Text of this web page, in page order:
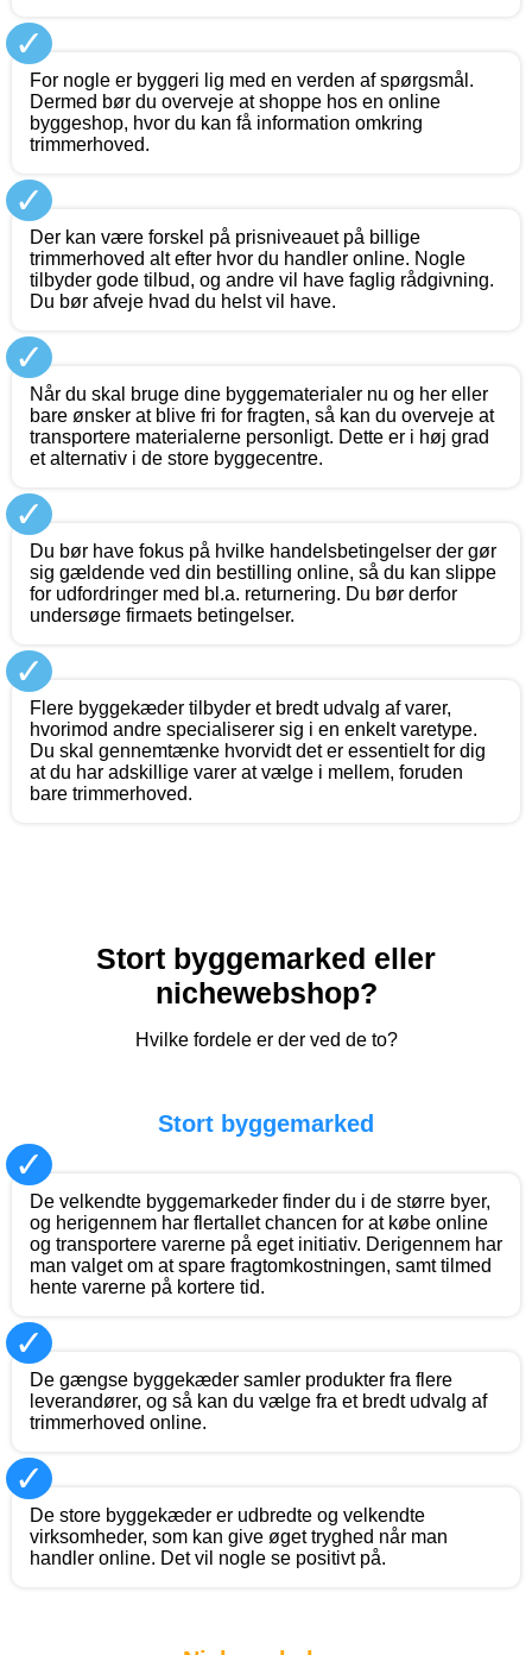
✓
For nogle er byggeri lig med en verden af spørgsmål.
Dermed bør du overveje at shoppe hos en online
byggeshop, hvor du kan få information omkring
trimmerhoved.
✓
Der kan være forskel på prisniveauet på billige
trimmerhoved alt efter hvor du handler online. Nogle
tilbyder gode tilbud, og andre vil have faglig rådgivning.
Du bør afveje hvad du helst vil have.
✓
Når du skal bruge dine byggematerialer nu og her eller
bare ønsker at blive fri for fragten, så kan du overveje at
transportere materialerne personligt. Dette er i høj grad
et alternativ i de store byggecentre.
✓
Du bør have fokus på hvilke handelsbetingelser der gør
sig gældende ved din bestilling online, så du kan slippe
for udfordringer med bl.a. returnering. Du bør derfor
undersøge firmaets betingelser.
✓
Flere byggekæder tilbyder et bredt udvalg af varer,
hvorimod andre specialiserer sig i en enkelt varetype.
Du skal gennemtænke hvorvidt det er essentielt for dig
at du har adskillige varer at vælge i mellem, foruden
bare trimmerhoved.
Stort byggemarked eller
nichewebshop?
Hvilke fordele er der ved de to?
Stort byggemarked
✓
De velkendte byggemarkeder finder du i de større byer,
og herigennem har flertallet chancen for at købe online
og transportere varerne på eget initiativ. Derigennem har
man valget om at spare fragtomkostningen, samt tilmed
hente varerne på kortere tid.
✓
De gængse byggekæder samler produkter fra flere
leverandører, og så kan du vælge fra et bredt udvalg af
trimmerhoved online.
✓
De store byggekæder er udbredte og velkendte
virksomheder, som kan give øget tryghed når man
handler online. Det vil nogle se positivt på.